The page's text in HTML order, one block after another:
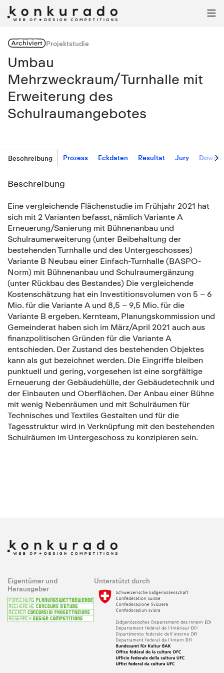

ArchiviertProjektstudie
Umbau
Mehrzweckraum/Turnhalle mit
Erweiterung des
Schulraumangebotes
Beschreibung Prozess Eckdaten Resultat Jury 
Beschreibung
Eine vergleichende Flächenstudie im Frühjahr 2021 hat
sich mit 2 Varianten befasst, nämlich Variante A
Erneuerung/Sanierung mit Bühnenanbau und
Schulraumerweiterung (unter Beibehaltung der
bestehenden Turnhalle und des Untergeschosses)
Variante B Neubau einer Einfach-Turnhalle (BASPO-
Norm) mit Bühnenanbau und Schulraumergänzung
(unter Rückbau des Bestandes) Die vergleichende
Kostenschätzung hat ein Investitionsvolumen von 5 – 6
Mio. für die Variante A und 8,5 – 9,5 Mio. für die
Variante B ergeben. Kernteam, Planungskommission und
Gemeinderat haben sich im März/April 2021 auch aus
finanzpolitischen Gründen für die Variante A
entschieden. Der Zustand des bestehenden Objektes
kann als gut bezeichnet werden. Die Eingriffe bleiben
punktuell und gering, vorgesehen ist eine sorgfältige
Erneuerung der Gebäudehülle, der Gebäudetechnik und
der Einbauten und Oberflächen. Der Anbau einer Bühne
mit wenig Nebenräumen und mit Schulräumen für
Technisches und Textiles Gestalten und für die
Tagesstruktur wird in Verknüpfung mit den bestehenden
Schulräumen im Untergeschoss zu konzipieren sein.
Eigentümer und
Herausgeber
Unterstützt durch